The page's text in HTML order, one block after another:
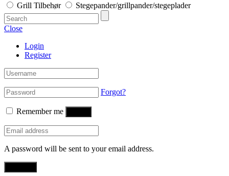
Grill Tilbehør
Stegepander/grillpander/stegeplader
Close
Login
Register
Forgot?
Remember me
A password will be sent to your email address.